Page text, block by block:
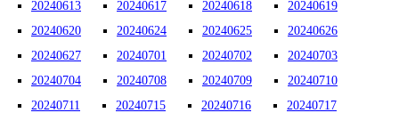
20240613
20240617 20240618
20240619
20240620
20240624 20240625
20240626
20240627
20240701 20240702
20240703
20240704
20240708 20240709
20240710
20240711
20240715 20240716
20240717